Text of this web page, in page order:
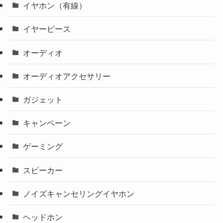
イヤホン（有線）
イヤーピース
オーディオ
オーディオアクセサリー
ガジェット
キャンペーン
ゲーミング
スピーカー
ノイズキャンセリングイヤホン
ヘッドホン